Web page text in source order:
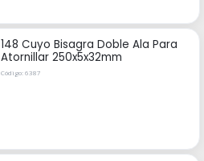
148 Cuyo Bisagra Doble Ala Para
Atornillar 250x5x32mm
Código: 6387